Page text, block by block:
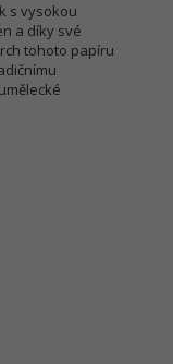
s vysokou
a díky své
tohoto papíru